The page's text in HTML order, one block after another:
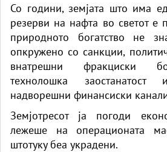
Со години, земјата што има
резерви на нафта во светот е
природното богатство не
опкружено со санкции,
внатрешни фракциски
технолошка
надворешни финансиски
Земјотресот ја погоди
лежеше на операционата
штотуку беа украдени.